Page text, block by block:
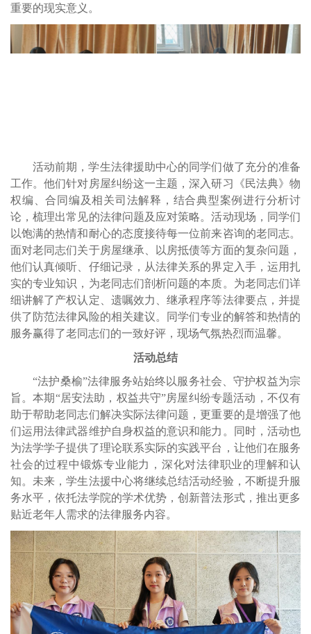
重要的现实意义。
活动前期，学生法律援助中心的同学们做了充分的准备
工作。他们针对房屋纠纷这一主题，深入研习《民法典》物
权编、合同编及相关司法解释，结合典型案例进行分析讨
论，梳理出常见的法律问题及应对策略。活动现场，同学们
以饱满的热情和耐心的态度接待每一位前来咨询的老同志。
面对老同志们关于房屋继承、以房抵债等方面的复杂问题，
他们认真倾听、仔细记录，从法律关系的界定入手，运用扎
实的专业知识，为老同志们剖析问题的本质。为老同志们详
细讲解了产权认定、遗嘱效力、继承程序等法律要点，并提
供了防范法律风险的相关建议。同学们专业的解答和热情的
服务赢得了老同志们的一致好评，现场气氛热烈而温馨。
活动总结
“法护桑榆”法律服务站始终以服务社会、守护权益为宗
旨。本期“居安法助，权益共守”房屋纠纷专题活动，不仅有
助于帮助老同志们解决实际法律问题，更重要的是增强了他
们运用法律武器维护自身权益的意识和能力。同时，活动也
为法学学子提供了理论联系实际的实践平台，让他们在服务
社会的过程中锻炼专业能力，深化对法律职业的理解和认
知。未来，学生法援中心将继续总结活动经验，不断提升服
务水平，依托法学院的学术优势，创新普法形式，推出更多
贴近老年人需求的法律服务内容。